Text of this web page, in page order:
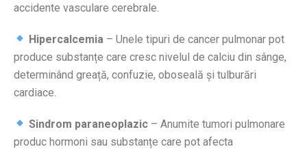
accidente vasculare cerebrale.
Hipercalcemia – Unele tipuri de cancer pulmonar pot
produce substanțe care cresc nivelul de calciu din sânge,
determinând greață, confuzie, oboseală și tulburări
cardiace.
Sindrom paraneoplazic – Anumite tumori pulmonare
produc hormoni sau substanțe care pot afecta